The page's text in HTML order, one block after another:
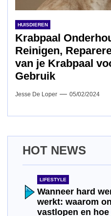
HUISDIEREN
Krabpaal
Reinigen,
van je Krabpaal
Gebruik
Jesse De Loper 05/02/2024
HOT NEWS
LIFESTYLE
Wanneer hard
werkt: waarom
vastlopen en